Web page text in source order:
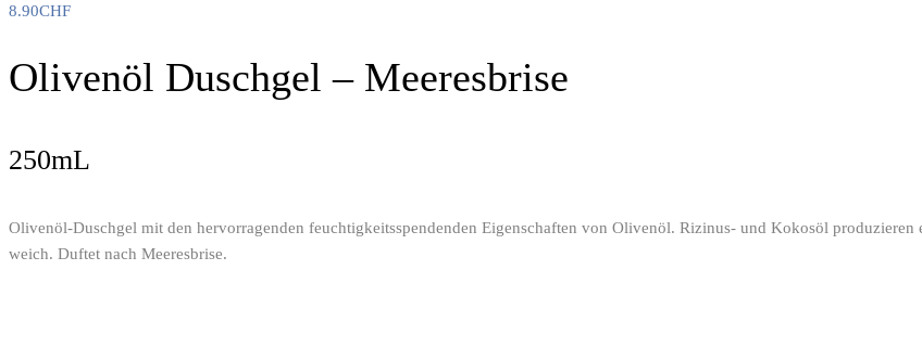
8.90CHF
Olivenöl Duschgel – Meeresbrise
250mL
Olivenöl-Duschgel mit den hervorragenden feuchtigkeitsspendenden Eigenschaften von Olivenöl. Rizinus- und Kokosöl
weich. Duftet nach Meeresbrise.